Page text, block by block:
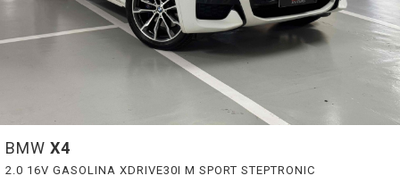
BMW X4
2.0 16V GASOLINA XDRIVE30I M SPORT STEPTRONIC